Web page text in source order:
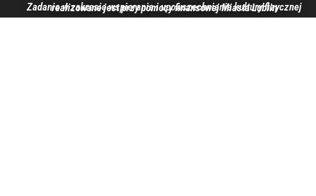
Zadanie w zakresie wspierania i upowszechniania kultury fizycznej realizowane jest przy pomocy finansowej Miasta Lublin